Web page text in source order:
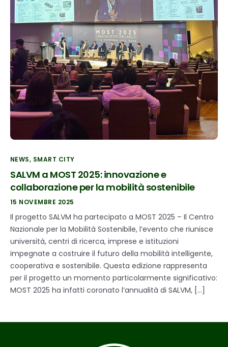
NEWS, SMART CITY
SALVM a MOST 2025: innovazione e
collaborazione per la mobilità sostenibile
15 NOVEMBRE 2025
Il progetto SALVM ha partecipato a MOST 2025 – Il Centro
Nazionale per la Mobilità Sostenibile, l’evento che riunisce
università, centri di ricerca, imprese e istituzioni
impegnate a costruire il futuro della mobilità intelligente,
cooperativa e sostenibile. Questa edizione rappresenta
per il progetto un momento particolarmente significativo:
MOST 2025 ha infatti coronato l’annualità di SALVM, […]